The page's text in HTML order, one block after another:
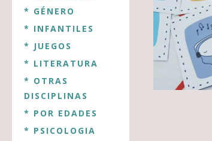
* GÉNERO
* INFANTILES
* JUEGOS
* LITERATURA
* OTRAS
DISCIPLINAS
* POR EDADES
* PSICOLOGIA